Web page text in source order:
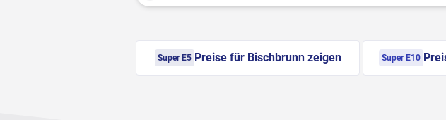
Super E5 Preise für Bischbrunn zeigen Super E10